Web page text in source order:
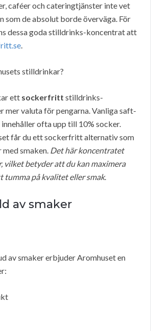
caféer och cateringtjänster inte vet
som de absolut borde överväga. För
dessa goda stilldrinks-koncentrat att
.
stilldrinkar?
ett sockerfritt stilldrinks-
mer valuta för pengarna. Vanliga saft-
ofta upp till 10% socker.
får du ett sockerfritt alternativ som
smaken. Det här koncentratet
vilket betyder att du kan maximera
på kvalitet eller smak.
av smaker
av smaker erbjuder Aromhuset en